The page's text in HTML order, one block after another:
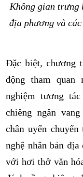
Không gian trưng
địa phương và
Đặc biệt, chương
động tham quan
nghiệm tương
chiêng ngân
chân uyển
nghệ nhân bản
với hơi thở văn